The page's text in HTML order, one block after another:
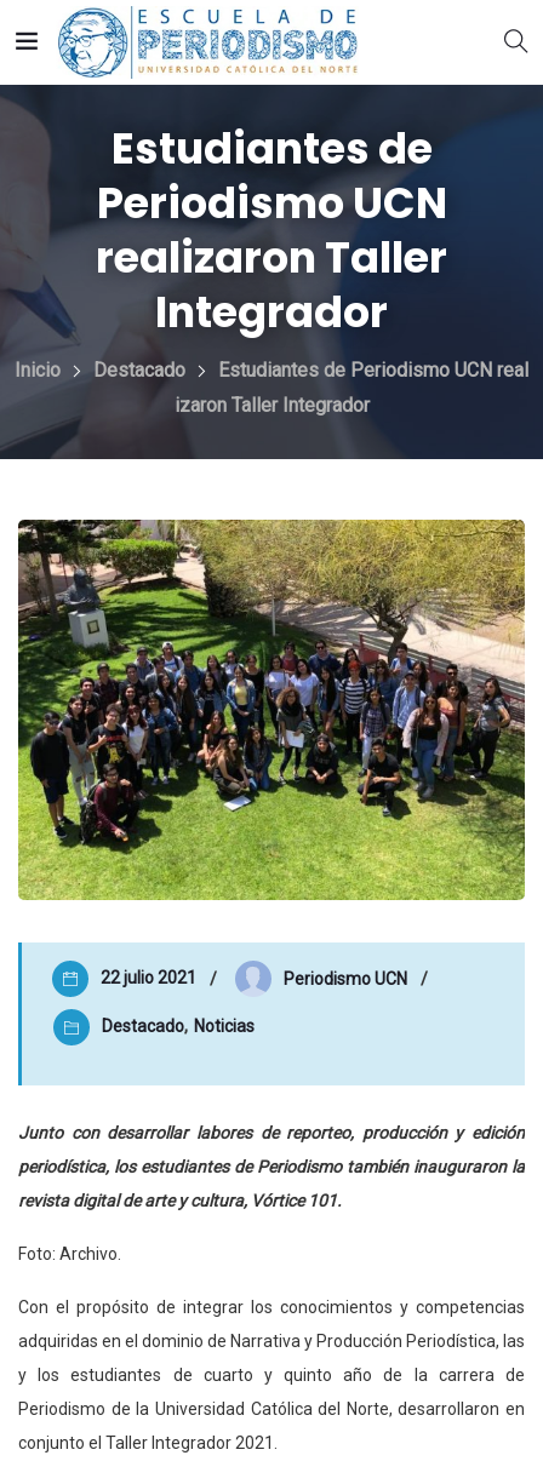
Estudiantes de
Periodismo UCN
realizaron Taller
Integrador
Inicio Destacado
Estudiantes de Periodismo UCN real
izaron Taller Integrador
22 julio 2021 Periodismo UCN
Destacado, Noticias
Junto con desarrollar labores de reporteo, producción y edición
periodística, los estudiantes de Periodismo también inauguraron la
revista digital de arte y cultura, Vórtice 101.
Foto: Archivo.
Con el propósito de integrar los conocimientos y competencias
adquiridas en el dominio de Narrativa y Producción Periodística, las
y los estudiantes de cuarto y quinto año de la carrera de
Periodismo de la Universidad Católica del Norte, desarrollaron en
conjunto el Taller Integrador 2021.